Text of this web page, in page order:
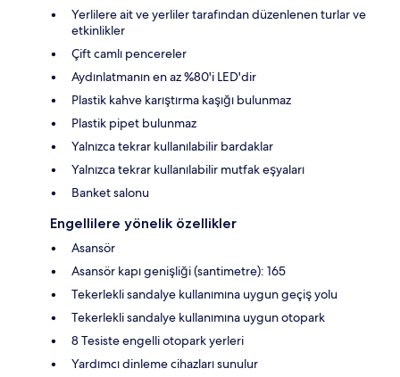
Yerlilere ait ve yerliler tarafından düzenlenen turlar ve
etkinlikler
Çift camlı pencereler
Aydınlatmanın en az %80'i LED'dir
Plastik kahve karıştırma kaşığı bulunmaz
Plastik pipet bulunmaz
Yalnızca tekrar kullanılabilir bardaklar
Yalnızca tekrar kullanılabilir mutfak eşyaları
Banket salonu
Engellilere yönelik özellikler
Asansör
Asansör kapı genişliği (santimetre): 165
Tekerlekli sandalye kullanımına uygun geçiş yolu
Tekerlekli sandalye kullanımına uygun otopark
8 Tesiste engelli otopark yerleri
Yardımcı dinleme cihazları sunulur